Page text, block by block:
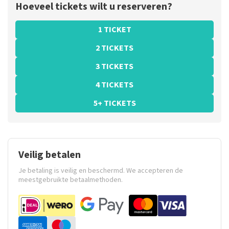
Hoeveel tickets wilt u reserveren?
1 TICKET
2 TICKETS
3 TICKETS
4 TICKETS
5+ TICKETS
Veilig betalen
Je betaling is veilig en beschermd. We accepteren de
meestgebruikte betaalmethoden.